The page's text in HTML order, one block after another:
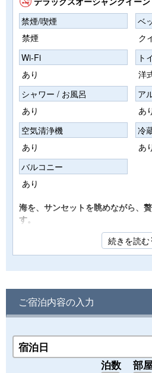
禁煙/喫煙
禁煙
ベ
ク
Wi-Fi
あり
ト
洋
シャワー / お風呂
あり
ア
あ
空気清浄機
あり
冷
あ
バルコニー
あり
海を、サンセットを眺めながら、
す。
伊勢湾を一望できるオーシャンビ
る最高のリラックス体験を。
くまでリゾート気分をご堪能くだ
クイーンルームは2名様限定の宿泊
◇設備
Wi-Fi完備/冷蔵庫/ウォーターサー
ューダトースター/50インチTV/エ
浴室・トイレ/Refaドライヤー/
続きを読む
ご宿泊内容の入力
宿泊日
泊数
部